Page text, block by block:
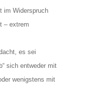
im Widerspruch
– extrem
es sei
sich entweder mit
wenigstens mit